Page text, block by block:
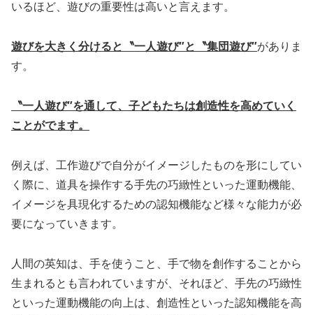
いるほど、遊びの重要性は高いと言えます。
遊びを大きく分けると〝一人遊び″と〝集団遊び″がありま
す。
〝一人遊び″を通して、子どもたちは創造性を高めていく
ことがでます。
例えば、工作遊びで自分がイメージしたものを形にしてい
く際に、道具を操作する手先の巧緻性といった運動機能、
イメージを具現化するための認知機能など様々な能力が必
要になっていきます。
人間の英知は、手を使うこと、手で物を創作することから
生まれるとも言われていますが、それほど、手先の巧緻性
といった運動機能の向上は、創造性といった認知機能を高